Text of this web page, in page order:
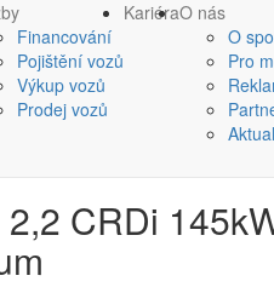
Financování
Pojištění vozů
Výkup vozů
Prodej vozů
KariéraO nás
O
Pro
CRDi